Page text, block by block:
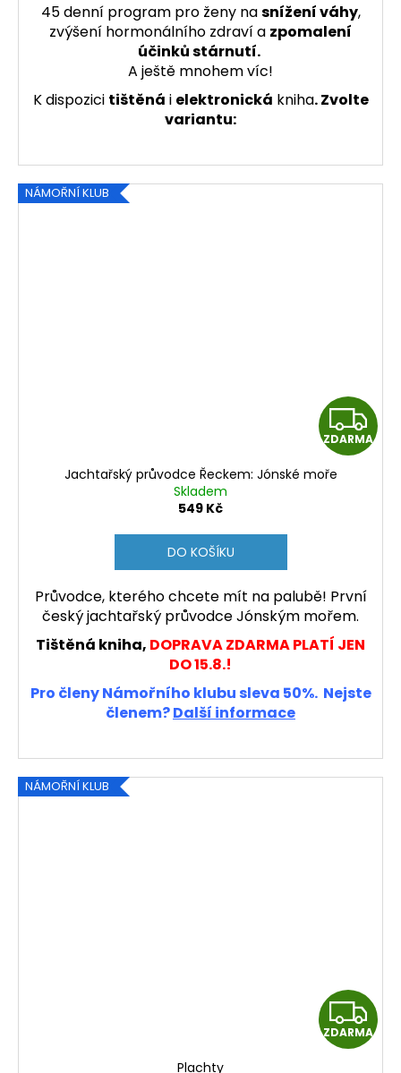
45 denní program pro ženy nasnížení váhy,
zvýšení hormonálního zdraví a zpomalení
účinků stárnutí.
A ještě mnohem víc!
K dispozici tištěná i elektronická kniha. Zvolte
variantu:
NÁMOŘNÍ KLUB
Z
D
ZDARMA
Jachtařský průvodce Řeckem: Jónské moře
Skladem
549 Kč
DO KOŠÍKU
Průvodce, kterého chcete mít na palubě! První
český jachtařský průvodce Jónským mořem.
Tištěná kniha, DOPRAVA ZDARMA PLATÍ JEN
DO 15.8.!
Pro členy Námořního klubu sleva 50%. Nejste
členem?Další informace
NÁMOŘNÍ KLUB
Z
D
ZDARMA
Plachty